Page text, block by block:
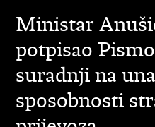
Ministar
potpisao
suradnji na
sposobnosti